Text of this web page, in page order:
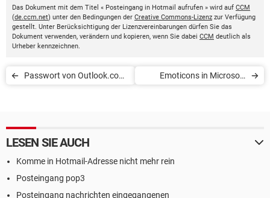
Das Dokument mit dem Titel « Posteingang in Hotmail aufrufen » wird auf CCM
(de.ccm.net) unter den Bedingungen der Creative Commons-Lizenz zur Verfügung
gestellt. Unter Berücksichtigung der Lizenzvereinbarungen dürfen Sie das
Dokument verwenden, verändern und kopieren, wenn Sie dabei CCM deutlich als
Urheber kennzeichnen.
Passwort von Outlook.com-
Emoticons in Microsoft
LESEN SIE AUCH
Komme in Hotmail-Adresse nicht mehr rein
Posteingang pop3
Posteingang nachrichten eingegangenen